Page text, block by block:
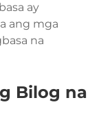
ay
ang mga
na
Bilog na